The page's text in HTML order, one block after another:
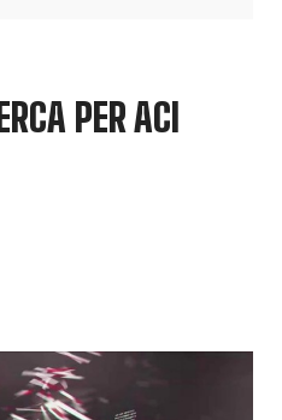
PER ACI